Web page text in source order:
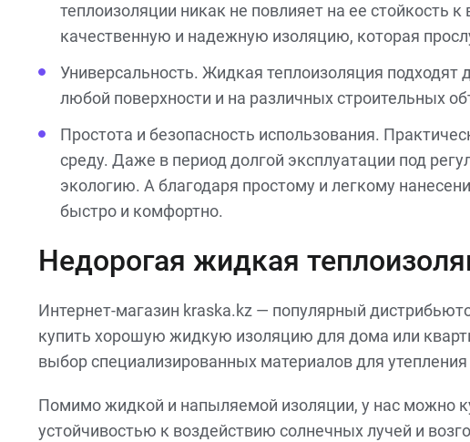
теплоизоляции никак не повлияет на ее стойкость
качественную и надежную изоляцию, которая
Универсальность. Жидкая теплоизоляция подходят
любой поверхности и на различных строительных
Простота и безопасность использования.
среду. Даже в период долгой эксплуатации под
экологию. А благодаря простому и легкому
быстро и комфортно.
Недорогая жидкая
Интернет-магазин kraska.kz — популярный
купить хорошую жидкую изоляцию для дома или
выбор специализированных материалов для
Помимо жидкой и напыляемой изоляции, у нас можно
устойчивостью к воздействию солнечных лучей и